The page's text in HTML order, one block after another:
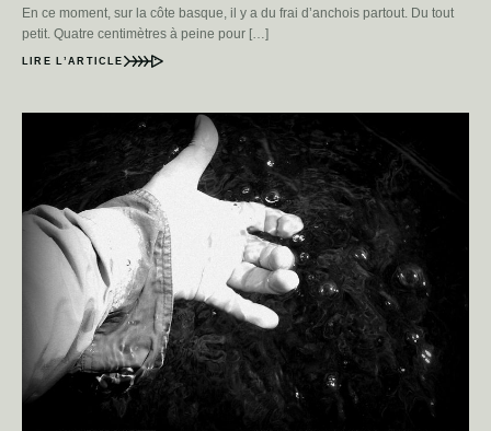
En ce moment, sur la côte basque, il y a du frai d’anchois partout. Du tout
petit. Quatre centimètres à peine pour […]
LIRE L’ARTICLE